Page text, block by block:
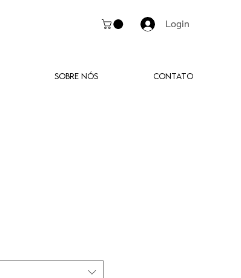
Login
SOBRE NÓS CONTATO